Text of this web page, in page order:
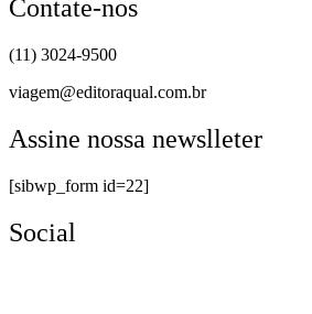
Contate-nos
(11) 3024-9500
viagem@editoraqual.com.br
Assine nossa newslleter
[sibwp_form id=22]
Social